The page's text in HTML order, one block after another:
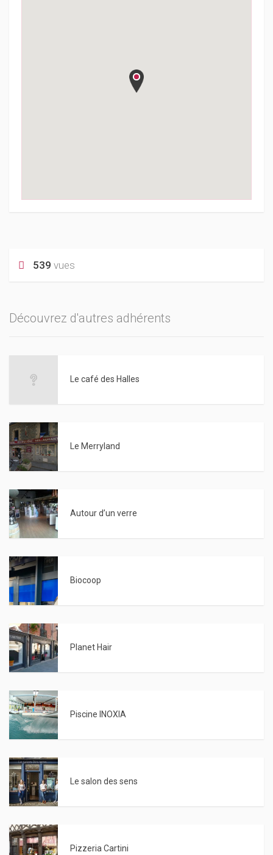
539 vues
Découvrez d'autres adhérents
Le café des Halles
Le Merryland
Autour d’un verre
Biocoop
Planet Hair
Piscine INOXIA
Le salon des sens
Pizzeria Cartini